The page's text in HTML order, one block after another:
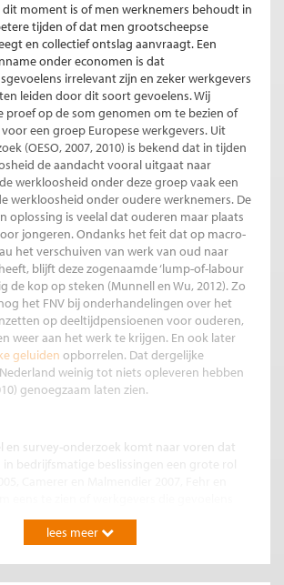
dit moment is of men werknemers behoudt in
tijden of dat men grootscheepse
en collectief ontslag aanvraagt. Een
onder economen is dat
irrelevant zijn en zeker werkgevers
leiden door dit soort gevoelens. Wij
proef op de som genomen om te bezien of
een groep Europese werkgevers. Uit
(OESO, 2007, 2010) is bekend dat in tijden
de aandacht vooral uitgaat naar
werkloosheid onder deze groep vaak een
werkloosheid onder oudere werknemers. De
oplossing is veelal dat ouderen maar plaats
jongeren. Ondanks het feit dat op macro-
het verschuiven van werk van oud naar
blijft deze zogenaamde ‘lump-of-labour
de kop op steken (Munnell en Wu, 2012). Zo
het FNV bij onderhandelingen over het
op deeltijdpensioenen voor ouderen,
weer aan het werk te krijgen. En ook later
geluiden opborrelen. Dat dergelijke
weinig tot niets opleveren hebben
genoegzaam laten zien.
en survey-onderzoek komt naar voren dat
nog hebben maken wij gebruik een
uit 2009 onder 3625 werkgevers in zes
Deze groep van landen biedt een enorme
lees meer